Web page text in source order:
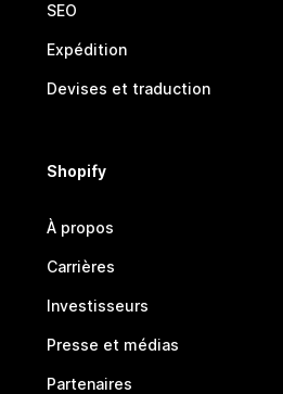
SEO
Expédition
Devises et traduction
Shopify
À propos
Carrières
Investisseurs
Presse et médias
Partenaires